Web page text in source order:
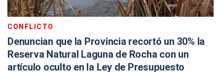
CONFLICTO
Denuncian que la Provincia recortó un 30% la
Reserva Natural Laguna de Rocha con un
artículo oculto en la Ley de Presupuesto